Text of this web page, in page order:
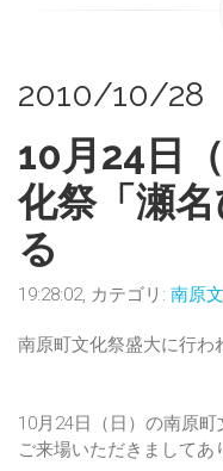
2010/10/28
10月24日
化祭「瀬
る
19:28:02, カテゴリ: 南原
南原町文化祭盛大に行わ
10月24日（日）の南原
ご来場いただきましてあ